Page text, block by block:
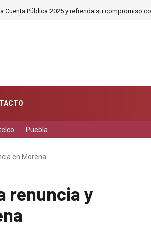
Pública 2025 y refrenda su compromiso
Puebla
en Morena
renuncia y